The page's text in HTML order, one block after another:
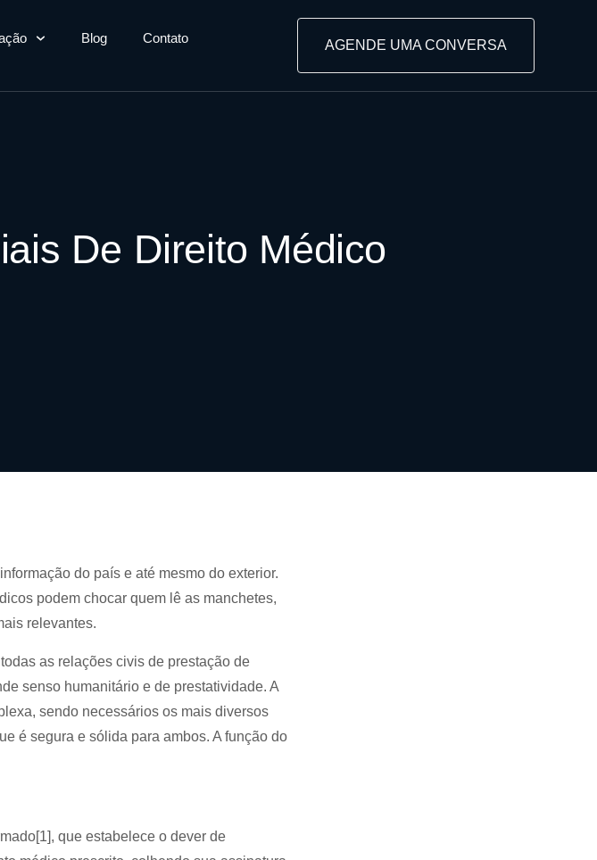
Blog Contato AGENDE UMA CONVERSA
De Direito Médico
do país e até mesmo do exterior.
podem chocar quem lê as manchetes,
relevantes.
as relações civis de prestação de
senso humanitário e de prestatividade. A
sendo necessários os mais diversos
é segura e sólida para ambos. A função do
que estabelece o dever de